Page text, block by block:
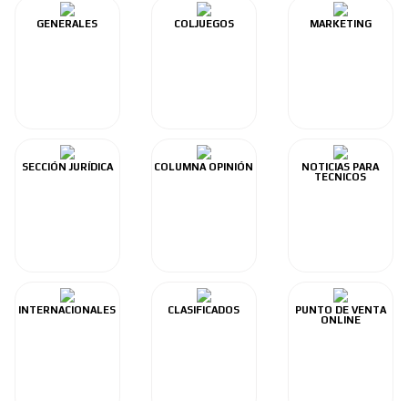
GENERALES COLJUEGOS MARKETING
SECCIÓN JURÍDICA COLUMNA OPINIÓN
NOTICIAS PARA
TECNICOS
INTERNACIONALES CLASIFICADOS
PUNTO DE VENTA
ONLINE